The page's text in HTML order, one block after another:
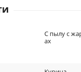
С пылу с
ах